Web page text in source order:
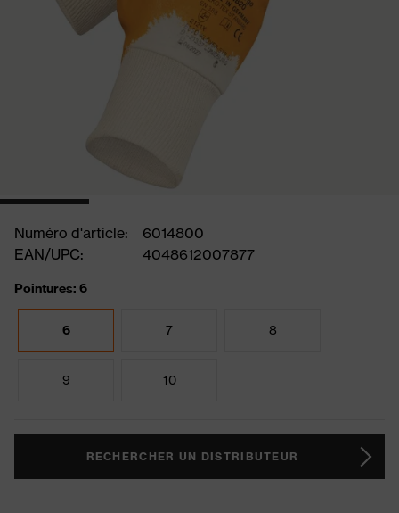
Numéro d'article:
6014800
EAN/UPC:
4048612007877
Pointures: 6
6 7 8
9 10
RECHERCHER UN DISTRIBUTEUR